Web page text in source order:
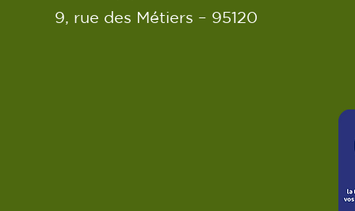
9, rue des Métiers – 95120